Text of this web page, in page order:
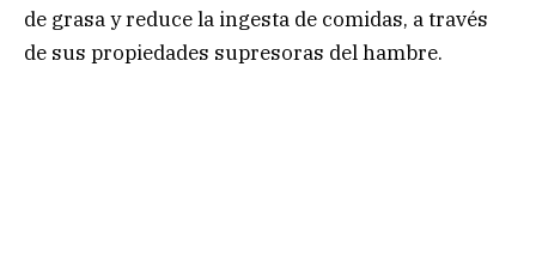
de grasa y reduce la ingesta de comidas, a través
de sus propiedades supresoras del hambre.